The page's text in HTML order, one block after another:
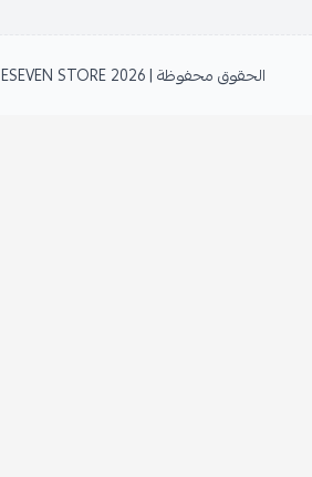
الحقوق محفوظة | 2026 ESEVEN STORE